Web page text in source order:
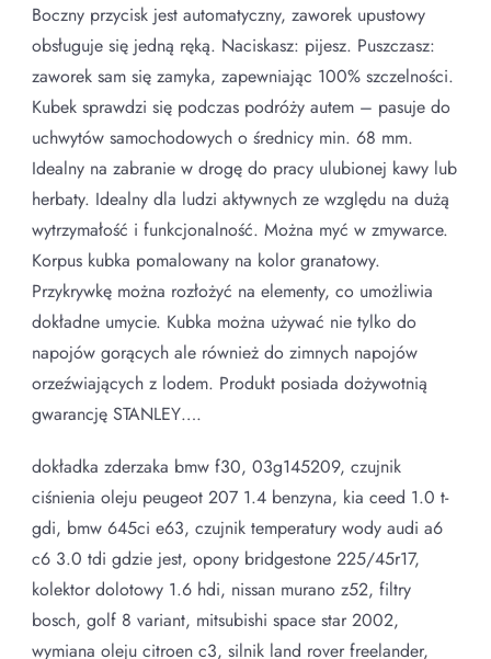
Boczny przycisk jest automatyczny, zaworek upustowy
obsługuje się jedną ręką. Naciskasz: pijesz. Puszczasz:
zaworek sam się zamyka, zapewniając 100% szczelności.
Kubek sprawdzi się podczas podróży autem – pasuje do
uchwytów samochodowych o średnicy min. 68 mm.
Idealny na zabranie w drogę do pracy ulubionej kawy lub
herbaty. Idealny dla ludzi aktywnych ze względu na dużą
wytrzymałość i funkcjonalność. Można myć w zmywarce.
Korpus kubka pomalowany na kolor granatowy.
Przykrywkę można rozłożyć na elementy, co umożliwia
dokładne umycie. Kubka można używać nie tylko do
napojów gorących ale również do zimnych napojów
orzeźwiających z lodem. Produkt posiada dożywotnią
gwarancję STANLEY….
dokładka zderzaka bmw f30, 03g145209, czujnik
ciśnienia oleju peugeot 207 1.4 benzyna, kia ceed 1.0 t-
gdi, bmw 645ci e63, czujnik temperatury wody audi a6
c6 3.0 tdi gdzie jest, opony bridgestone 225/45r17,
kolektor dolotowy 1.6 hdi, nissan murano z52, filtry
bosch, golf 8 variant, mitsubishi space star 2002,
wymiana oleju citroen c3, silnik land rover freelander,